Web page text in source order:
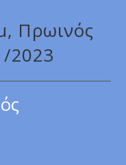
Πρωινός
2023